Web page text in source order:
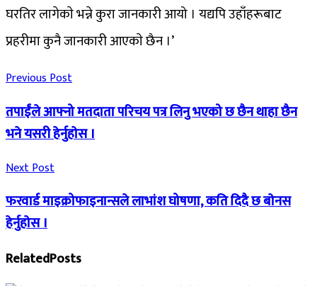
घरतिर लागेकाे भन्ने कुरा जानकारी आयो । यद्यपि उहाँहरूबाट
प्रहरीमा कुनै जानकारी आएकाे छैन ।’
Previous Post
तपाईंले आफ्नो मतदाता परिचय पत्र लिनु भएको छ छैन थाहा छैन
भने यसरी हेर्नुहाेस ।
Next Post
फरवार्ड माइक्रोफाइनान्सले लाभांश घोषणा, कति दिदै छ बाेनस
हेर्नुहाेस ।
RelatedPosts